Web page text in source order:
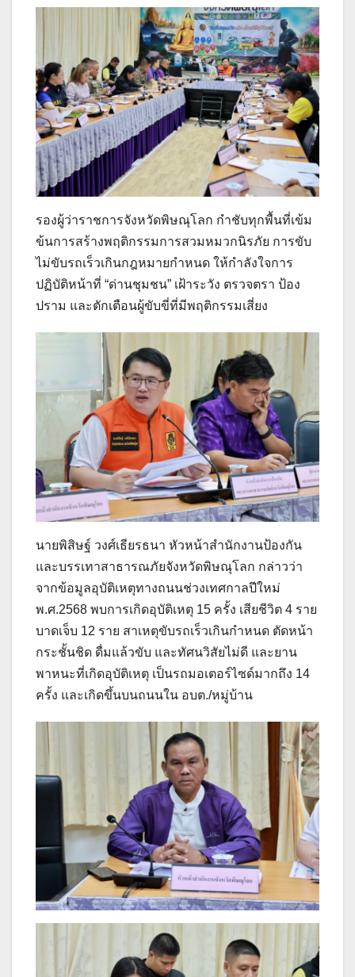
รองผู้ว่าราชการจังหวัดพิษณุโลก กำชับทุกพื้นที่เข้ม
ข้นการสร้างพฤติกรรมการสวมหมวกนิรภัย การขับ
ไม่ขับรถเร็วเกินกฎหมายกำหนด ให้กำลังใจการ
ปฏิบัติหน้าที่ “ด่านชุมชน” เฝ้าระวัง ตรวจตรา ป้อง
ปราม และตักเตือนผู้ขับขี่ที่มีพฤติกรรมเสี่ยง
นายพิสิษฐ์ วงศ์เธียรธนา หัวหน้าสำนักงานป้องกัน
และบรรเทาสาธารณภัยจังหวัดพิษณุโลก กล่าวว่า
จากข้อมูลอุบัติเหตุทางถนนช่วงเทศกาลปีใหม่
พ.ศ.2568 พบการเกิดอุบัติเหตุ 15 ครั้ง เสียชีวิต 4 ราย
บาดเจ็บ 12 ราย สาเหตุขับรถเร็วเกินกำหนด ตัดหน้า
กระชั้นชิด ดื่มแล้วขับ และทัศนวิสัยไม่ดี และยาน
พาหนะที่เกิดอุบัติเหตุ เป็นรถมอเตอร์ไซด์มากถึง 14
ครั้ง และเกิดขึ้นบนถนนใน อบต./หมู่บ้าน